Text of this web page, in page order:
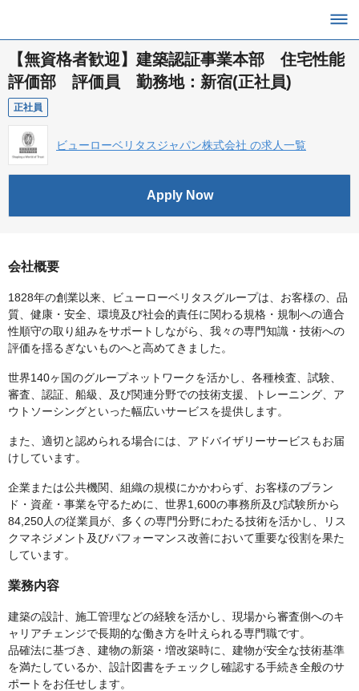
【無資格者歓迎】建築認証事業本部 住宅性能
評価部 評価員 勤務地：新宿(正社員)
正社員
ビューローベリタスジャパン株式会社 の求人一覧
Apply Now
会社概要
1828年の創業以来、ビューローベリタスグループは、お客様の、品
質、健康・安全、環境及び社会的責任に関わる規格・規制への適合
性順守の取り組みをサポートしながら、我々の専門知識・技術への
評価を揺るぎないものへと高めてきました。
世界140ヶ国のグループネットワークを活かし、各種検査、試験、
審査、認証、船級、及び関連分野での技術支援、トレーニング、ア
ウトソーシングといった幅広いサービスを提供します。
また、適切と認められる場合には、アドバイザリーサービスもお届
けしています。
企業または公共機関、組織の規模にかかわらず、お客様のブラン
ド・資産・事業を守るために、世界1,600の事務所及び試験所から
84,250人の従業員が、多くの専門分野にわたる技術を活かし、リス
クマネジメント及びパフォーマンス改善において重要な役割を果た
しています。
業務内容
建築の設計、施工管理などの経験を活かし、現場から審査側へのキ
ャリアチェンジで長期的な働き方を叶えられる専門職です。
品確法に基づき、建物の新築・増改築時に、建物が安全な技術基準
を満たしているか、設計図書をチェックし確認する手続き全般のサ
ポートをお任せします。